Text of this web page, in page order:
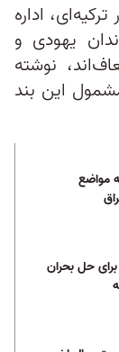
اداره
یهودی و
نوشته
این بند
مواضع
برای حل بحران